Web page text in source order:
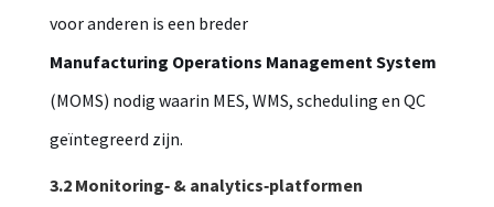
voor anderen is een breder
Manufacturing Operations Management System
(MOMS) nodig waarin MES, WMS, scheduling en QC
geïntegreerd zijn.
3.2 Monitoring‑ & analytics‑platformen